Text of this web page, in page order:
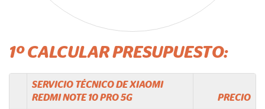
1º CALCULAR PRESUPUESTO:
SERVICIO TÉCNICO DEXIAOMI
REDMI NOTE 10 PRO 5G
PRECIO